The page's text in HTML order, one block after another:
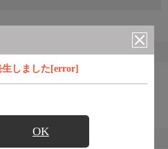
しました[error]
OK